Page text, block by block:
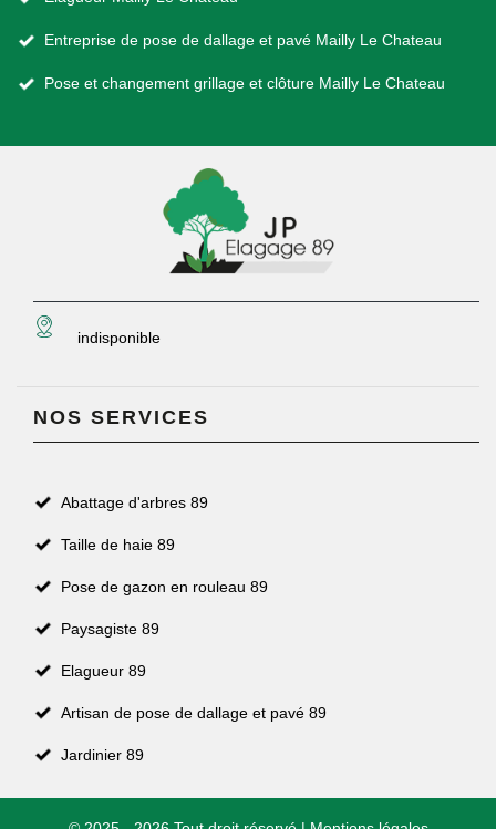
Entreprise de pose de dallage et pavé Mailly Le Chateau
Pose et changement grillage et clôture Mailly Le Chateau
indisponible
NOS SERVICES
Abattage d'arbres 89
Taille de haie 89
Pose de gazon en rouleau 89
Paysagiste 89
Elagueur 89
Artisan de pose de dallage et pavé 89
Jardinier 89